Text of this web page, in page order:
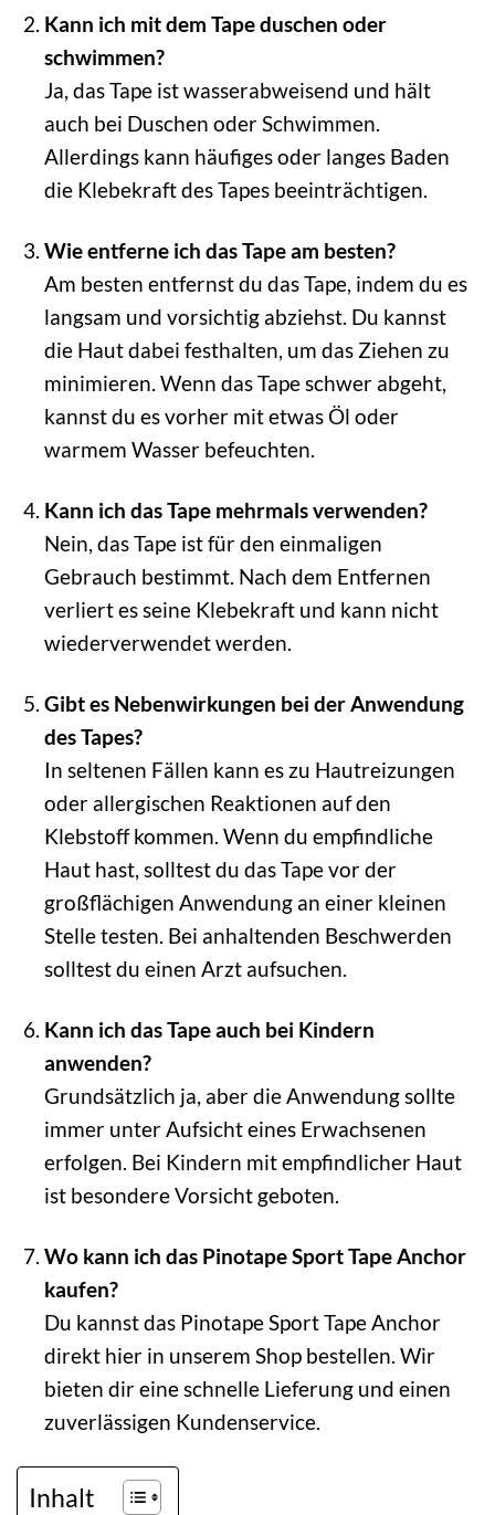
Kann ich mit dem Tape duschen oder
schwimmen?
Ja, das Tape ist wasserabweisend und hält
auch bei Duschen oder Schwimmen.
Allerdings kann häufiges oder langes Baden
die Klebekraft des Tapes beeinträchtigen.
Wie entferne ich das Tape am besten?
Am besten entfernst du das Tape, indem du es
langsam und vorsichtig abziehst. Du kannst
die Haut dabei festhalten, um das Ziehen zu
minimieren. Wenn das Tape schwer abgeht,
kannst du es vorher mit etwas Öl oder
warmem Wasser befeuchten.
Kann ich das Tape mehrmals verwenden?
Nein, das Tape ist für den einmaligen
Gebrauch bestimmt. Nach dem Entfernen
verliert es seine Klebekraft und kann nicht
wiederverwendet werden.
Gibt es Nebenwirkungen bei der Anwendung
des Tapes?
In seltenen Fällen kann es zu Hautreizungen
oder allergischen Reaktionen auf den
Klebstoff kommen. Wenn du empfindliche
Haut hast, solltest du das Tape vor der
großflächigen Anwendung an einer kleinen
Stelle testen. Bei anhaltenden Beschwerden
solltest du einen Arzt aufsuchen.
Kann ich das Tape auch bei Kindern
anwenden?
Grundsätzlich ja, aber die Anwendung sollte
immer unter Aufsicht eines Erwachsenen
erfolgen. Bei Kindern mit empfindlicher Haut
ist besondere Vorsicht geboten.
Wo kann ich das Pinotape Sport Tape Anchor
kaufen?
Du kannst das Pinotape Sport Tape Anchor
direkt hier in unserem Shop bestellen. Wir
bieten dir eine schnelle Lieferung und einen
zuverlässigen Kundenservice.
Inhalt